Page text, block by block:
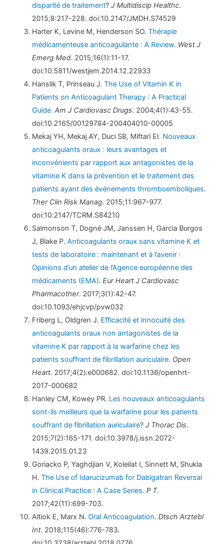
disparité de traitement?J Multidiscip Healthc.
2015;8:217-228. doi:10.2147/JMDH.S74529
Harter K, Levine M, Henderson SO.Thérapie
médicamenteuse anticoagulante : A Review. West J
Emerg Med. 2015;16(1):11-17.
doi:10.5811/westjem.2014.12.22933
Hanslik T, Prinseau J.The Use of Vitamin K in
Patients on Anticoagulant Therapy : A Practical
Guide. Am J Cardiovasc Drugs. 2004;4(1):43-55.
doi:10.2165/00129784-200404010-00005
Mekaj YH, Mekaj AY, Duci SB, Miftari EI. Nouveaux
anticoagulants oraux : leurs avantages et
inconvénients par rapport aux antagonistes de la
vitamine K dans la prévention et le traitement des
patients ayant des événements thromboemboliques.
Ther Clin Risk Manag. 2015;11:967-977.
doi:10.2147/TCRM.S84210
Salmonson T, Dogné JM, Janssen H, Garcia Burgos
J, Blake P.Anticoagulants oraux sans vitamine K et
tests de laboratoire : maintenant et à l’avenir :
Opinions d’un atelier de l’Agence européenne des
médicaments (EMA).Eur Heart J Cardiovasc
Pharmacother. 2017;3(1):42-47.
doi:10.1093/ehjcvp/pvw032
Friberg L, Oldgren J. Efficacité et innocuité des
anticoagulants oraux non antagonistes de la
vitamine K par rapport à la warfarine chez les
patients souffrant de fibrillation auriculaire. Open
Heart. 2017;4(2):e000682. doi:10.1136/openhrt-
2017-000682
Hanley CM, Kowey PR. Les nouveaux anticoagulants
sont-ils meilleurs que la warfarine pour les patients
souffrant de fibrillation auriculaire?J Thorac Dis.
2015;7(2):165-171. doi:10.3978/j.issn.2072-
1439.2015.01.23
Goriacko P, Yaghdjian V, Koleilat I, Sinnett M, Shukla
H.The Use of Idarucizumab for Dabigatran Reversal
in Clinical Practice : A Case Series.P T.
2017;42(11):699-703.
Altiok E, Marx N.Oral Anticoagulation.Dtsch Arztebl
Int. 2018;115(46):776-783.